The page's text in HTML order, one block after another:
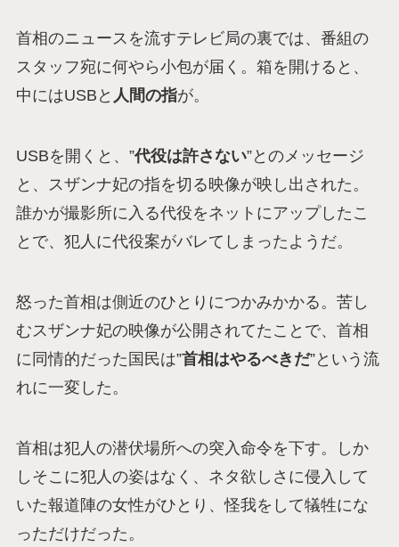
首相のニュースを流すテレビ局の裏では、番組の
スタッフ宛に何やら小包が届く。箱を開けると、
中にはUSBと 人間の指が。
USBを開くと、”代役は許さない”とのメッセージ
と、スザンナ妃の指を切る映像が映し出された。
誰かが撮影所に入る代役をネットにアップしたこ
とで、犯人に代役案がバレてしまったようだ。
怒った首相は側近のひとりにつかみかかる。苦し
むスザンナ妃の映像が公開されてたことで、首相
に同情的だった国民は”首相はやるべきだ”という流
れに一変した。
首相は犯人の潜伏場所への突入命令を下す。しか
しそこに犯人の姿はなく、ネタ欲しさに侵入して
いた報道陣の女性がひとり、怪我をして犠牲にな
っただけだった。